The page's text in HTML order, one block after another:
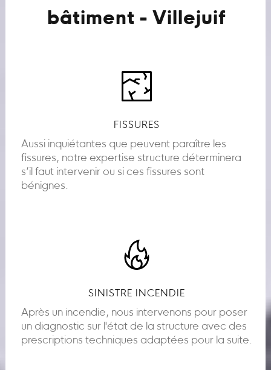
bâtiment - Villejuif
FISSURES
Aussi inquiétantes que peuvent paraître les
fissures, notre expertise structure déterminera
s’il faut intervenir ou si ces fissures sont
bénignes.
SINISTRE INCENDIE
Après un incendie, nous intervenons pour poser
un diagnostic sur l'état de la structure avec des
prescriptions techniques adaptées pour la suite.